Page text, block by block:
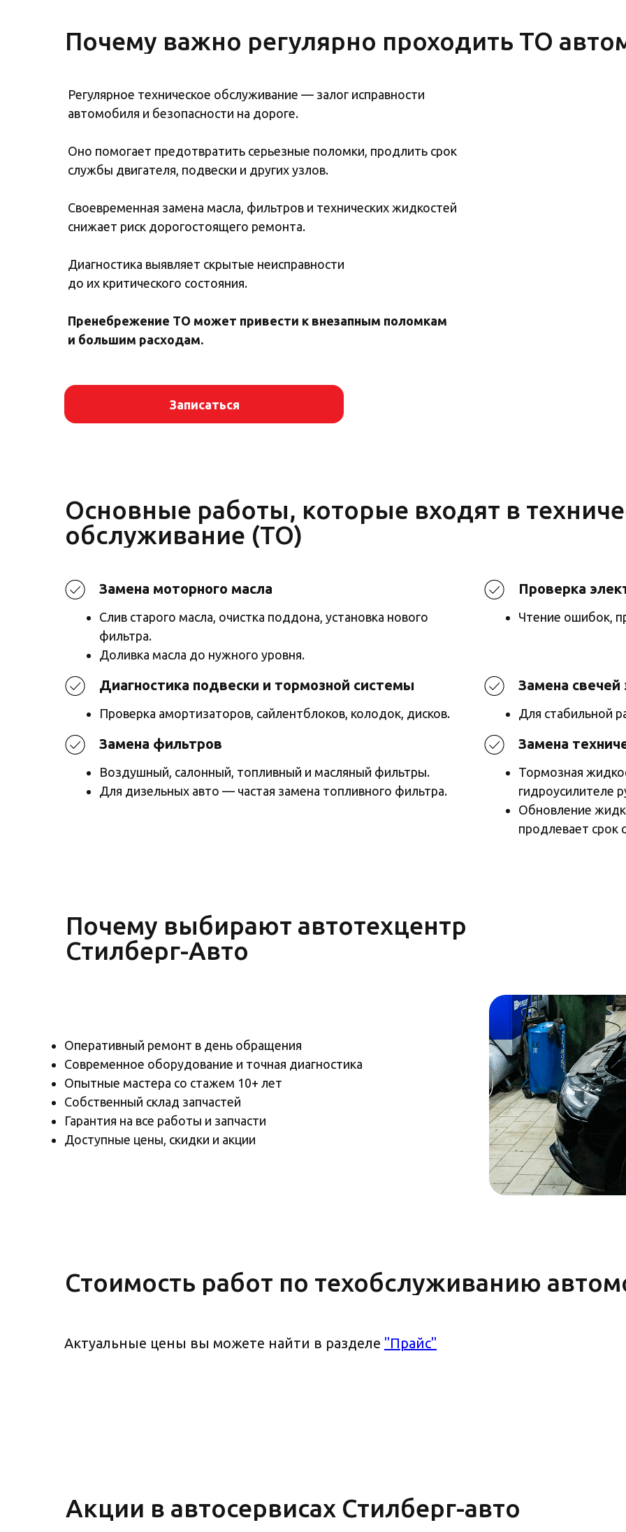
Почему важно регулярно проходить ТО
Регулярное техническое обслуживание — залог исправности
автомобиля и безопасности на дороге.
Оно помогает предотвратить серьезные поломки, продлить срок
службы двигателя, подвески и других узлов.
Своевременная замена масла, фильтров и технических жидкостей
снижает риск дорогостоящего ремонта.
Диагностика выявляет скрытые неисправности
до их критического состояния.
Пренебрежение ТО может привести к внезапным поломкам
и большим расходам.
Записаться
Основные работы, которые входят в
обслуживание (ТО)
Замена моторного масла
Слив старого масла, очистка поддона, установка нового
фильтра.
Доливка масла до нужного уровня.
Проверка
Чтение ошибок,
Диагностика подвески и тормозной системы
Проверка амортизаторов, сайлентблоков, колодок, дисков.
Замена свечей
Для стабильной
Замена фильтров
Воздушный, салонный, топливный и масляный фильтры.
Для дизельных авто — частая замена топливного фильтра.
Замена
Тормозная
гидроусилителе
Обновление
продлевает срок
Почему выбирают автотехцентр
Стилберг-Авто
Оперативный ремонт в день обращения
Современное оборудование и точная диагностика
Опытные мастера со стажем 10+ лет
Собственный склад запчастей
Гарантия на все работы и запчасти
Доступные цены, скидки и акции
Стоимость работ по техобслуживанию
Актуальные цены вы можете найти в разделе "Прайс"
Акции в автосервисах Стилберг-авто